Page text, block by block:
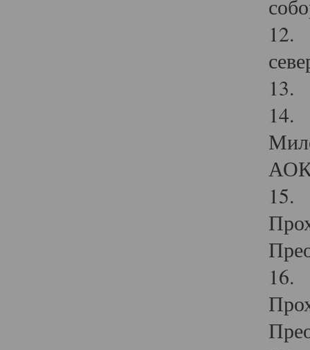
12.
13.
14.
15.
16.